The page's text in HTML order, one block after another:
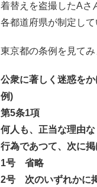
着替えを盗撮したAさ
各都道府県が制定して
東京都の条例を見てみ
公衆に著しく迷惑を
例)
第5条1項
何人も、正当な理由
行為であつて、次に掲
1号 省略
2号 次のいずれかに